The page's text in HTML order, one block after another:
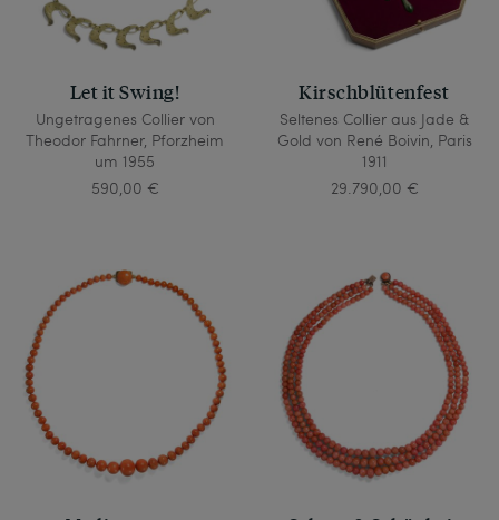
Let it Swing!
Ungetragenes Collier von
Theodor Fahrner, Pforzheim
um 1955
590,00 €
Kirschblütenfest
Seltenes Collier aus Jade &
Gold von René Boivin, Paris
1911
29.790,00 €